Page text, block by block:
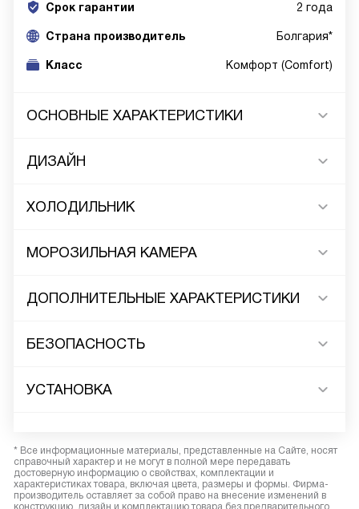
Срок гарантии 2 года
Cтрана производитель Болгария*
Класс Комфорт (Comfort)
ОСНОВНЫЕ ХАРАКТЕРИСТИКИ
ДИЗАЙН
ХОЛОДИЛЬНИК
МОРОЗИЛЬНАЯ КАМЕРА
ДОПОЛНИТЕЛЬНЫЕ ХАРАКТЕРИСТИКИ
БЕЗОПАСНОСТЬ
УСТАНОВКА
* Все информационные материалы, представленные на Сайте, носят
справочный характер и не могут в полной мере передавать
достоверную информацию о свойствах, комплектации и
характеристиках товара, включая цвета, размеры и формы. Фирма-
производитель оставляет за собой право на внесение изменений в